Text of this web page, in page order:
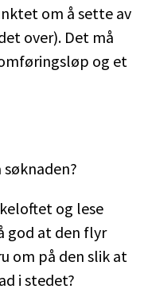
om å sette av
over). Det må
og et
søknaden?
og lese
god at den flyr
om på den slik at
i stedet?